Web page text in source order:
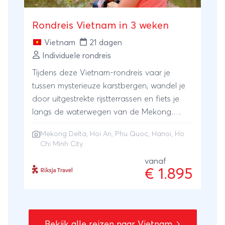
Rondreis Vietnam in 3 weken
Vietnam
21 dagen
Individuele rondreis
Tijdens deze Vietnam-rondreis vaar je
tussen mysterieuze karstbergen, wandel je
door uitgestrekte rijstterrassen en fiets je
langs de waterwegen van de Mekong.
veelzijdige bevolking op het platteland en
alledaagse leven in de smalle
Mekong Delta, Hoi An, Phu Quoc, Hanoi, Ho
Chi Minh City
vanaf
€ 1.895